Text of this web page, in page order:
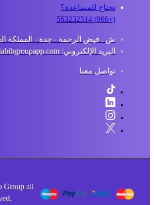
تحتاج للمساعدة؟
ش . فيض الرحمة - جدة - المملكة
البريد الإلكتروني: help@tabibgroupapp.com
تواصل معنا
Group all